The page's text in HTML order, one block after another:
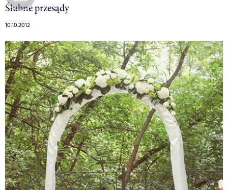
Ślubne przesądy
10.10.2012